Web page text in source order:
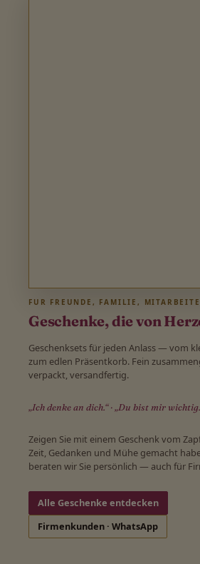
FÜR FREUNDE, FAMILIE,
Geschenke, die von
Geschenksets für jeden Anlass — vom
zum edlen Präsentkorb. Fein
verpackt, versandfertig.
„Ich denke an dich.“ · „Du bist mir
Zeigen Sie mit einem Geschenk vom
Zeit, Gedanken und Mühe gemacht
beraten wir Sie persönlich — auch für
Alle Geschenke entdecken
Firmenkunden · WhatsApp